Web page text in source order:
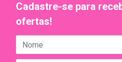
Cadastre-se para
ofertas!